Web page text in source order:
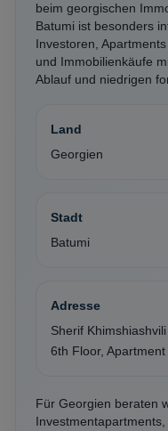
beim georgischen
Batumi ist besonders
Investoren,
und Immobilienkäufe
Ablauf und niedrigen
Land
Georgien
Stadt
Batumi
Adresse
Sherif
6th Floor, Apartment
Für Georgien beraten